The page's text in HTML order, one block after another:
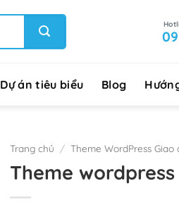
Dự án tiêu biểu Blog
Trang chủ / Theme WordPress Giao
Theme